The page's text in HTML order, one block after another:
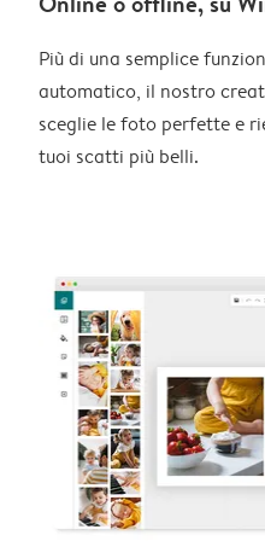
Più di una semplice
automatico, il nostro
sceglie le foto perfette e
tuoi scatti più belli.